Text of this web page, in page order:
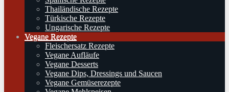
Thailändische Rezepte
Türkische Rezepte
Ungarische Rezepte
Vegane Rezepte
Fleischersatz Rezepte
Vegane Aufläufe
Vegane Desserts
Vegane Dips, Dressings und Saucen
Vegane Gemüserezepte